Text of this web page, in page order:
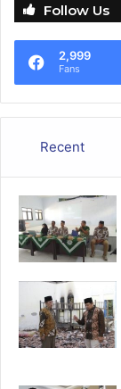
Follow Us
2,999
Fans
Recent